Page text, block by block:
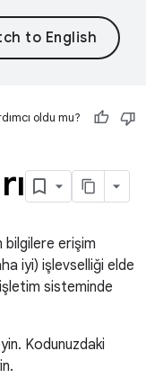
oldu mu?
bilgilere erişim
iyi) işlevselliği elde
sisteminde
Kodunuzdaki